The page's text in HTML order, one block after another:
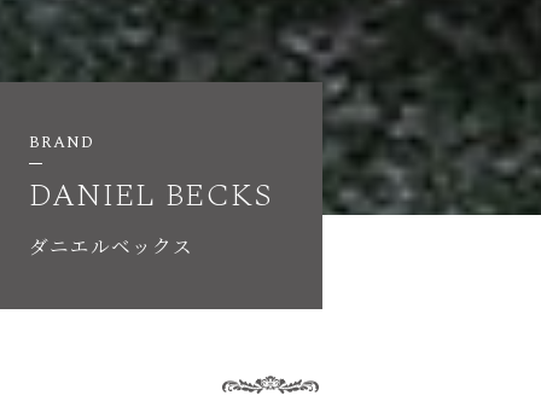
BRAND
DANIEL BECKS
ダニエルベックス